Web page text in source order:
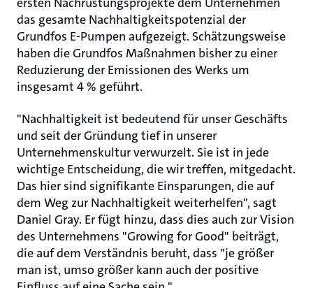
das gesamte Nachhaltigkeitspotenzial der
Grundfos E-Pumpen aufgezeigt. Schätzungsweise
haben die Grundfos Maßnahmen bisher zu einer
Reduzierung der Emissionen des Werks um
insgesamt 4 % geführt.
"Nachhaltigkeit ist bedeutend für unser Geschäfts
und seit der Gründung tief in unserer
Unternehmenskultur verwurzelt. Sie ist in jede
wichtige Entscheidung, die wir treffen, mitgedacht.
Das hier sind signifikante Einsparungen, die auf
dem Weg zur Nachhaltigkeit weiterhelfen", sagt
Daniel Gray. Er fügt hinzu, dass dies auch zur Vision
des Unternehmens "Growing for Good" beiträgt,
die auf dem Verständnis beruht, dass "je größer
man ist, umso größer kann auch der positive